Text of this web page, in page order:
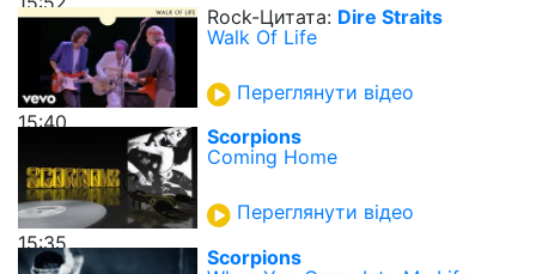
15:40
Rock-Цитата: Dire Straits
Walk Of Life
Переглянути відео
15:35
Scorpions
Coming Home
Переглянути відео
Scorpions